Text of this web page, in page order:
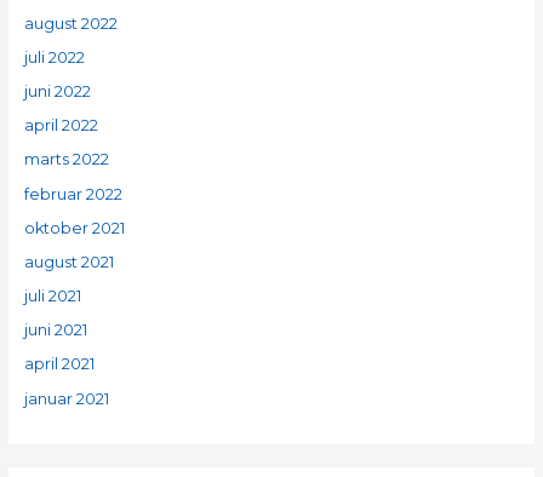
august 2022
juli 2022
juni 2022
april 2022
marts 2022
februar 2022
oktober 2021
august 2021
juli 2021
juni 2021
april 2021
januar 2021